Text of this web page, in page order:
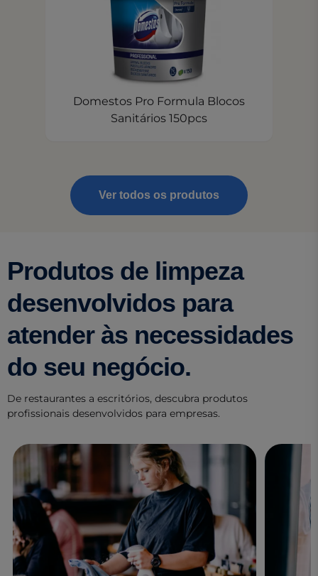
Domestos Pro Formula Blocos
Sanitários 150pcs
Ver todos os produtos
Produtos de limpeza
desenvolvidos para
atender às necessidades
do seu negócio.
De restaurantes a escritórios, descubra produtos
profissionais desenvolvidos para empresas.